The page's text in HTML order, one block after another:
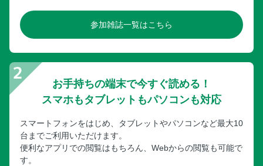
参加雑誌一覧はこちら
お手持ちの端末で今すぐ読める！
スマホもタブレットもパソコンも対応
スマートフォンをはじめ、タブレットやパソコンなど最大10
台までご利用いただけます。
便利なアプリでの閲覧はもちろん、Webからの閲覧も可能で
す。